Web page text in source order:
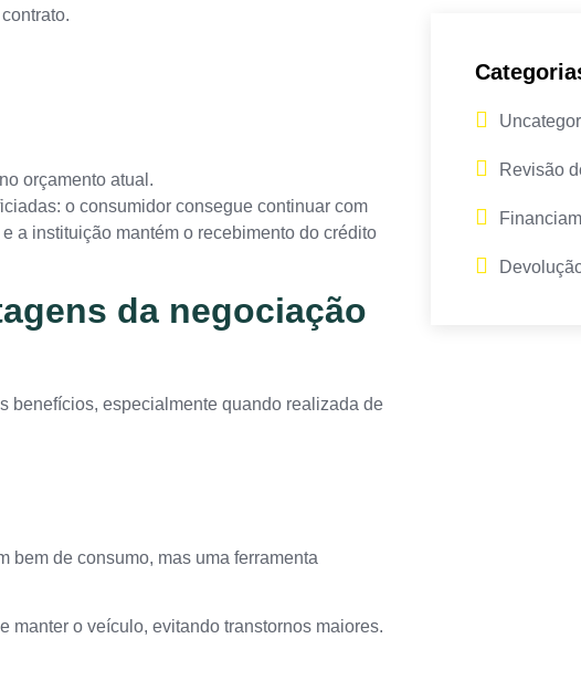
orçamento atual.
o consumidor consegue continuar com
a instituição mantém o recebimento do crédito
da negociação
benefícios, especialmente quando realizada de
bem de consumo, mas uma ferramenta
manter o veículo, evitando transtornos maiores.
Revisão